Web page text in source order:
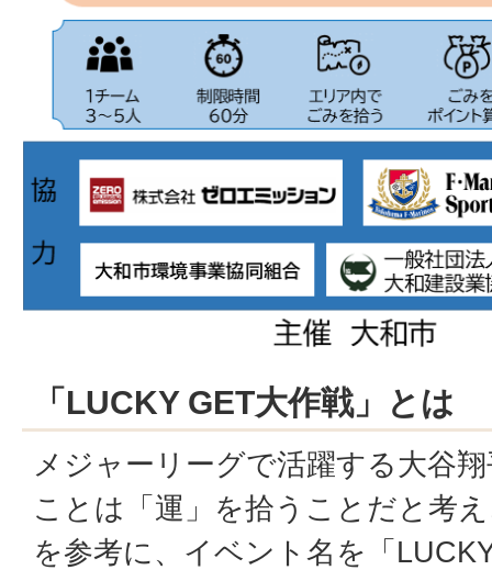
「LUCKY GET大作戦」とは
メジャーリーグで活躍する大谷
ことは「運」を拾うことだと考
を参考に、イベント名を「